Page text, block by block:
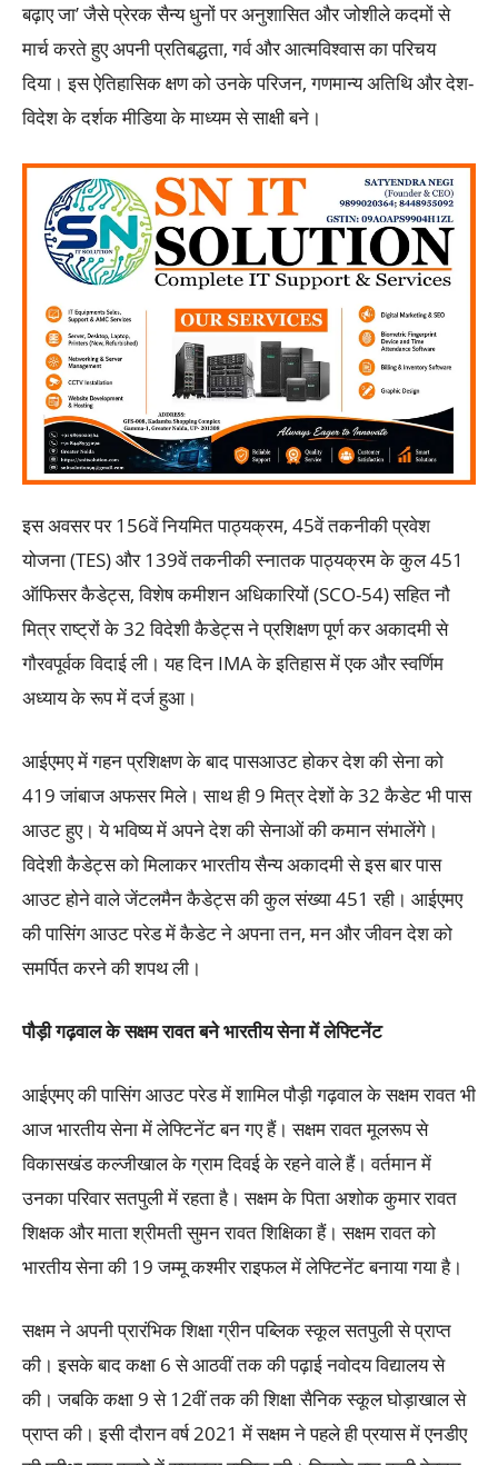
बढ़ाए जा’ जैसे प्रेरक सैन्य धुनों पर अनुशासित और जोशीले कदमों से
मार्च करते हुए अपनी प्रतिबद्धता, गर्व और आत्मविश्वास का परिचय
दिया। इस ऐतिहासिक क्षण को उनके परिजन, गणमान्य अतिथि और देश-
विदेश के दर्शक मीडिया के माध्यम से साक्षी बने।
इस अवसर पर 156वें नियमित पाठ्यक्रम, 45वें तकनीकी प्रवेश
योजना (TES) और 139वें तकनीकी स्नातक पाठ्यक्रम के कुल 451
ऑफिसर कैडेट्स, विशेष कमीशन अधिकारियों (SCO-54) सहित नौ
मित्र राष्ट्रों के 32 विदेशी कैडेट्स ने प्रशिक्षण पूर्ण कर अकादमी से
गौरवपूर्वक विदाई ली। यह दिन IMA के इतिहास में एक और स्वर्णिम
अध्याय के रूप में दर्ज हुआ।
आईएमए में गहन प्रशिक्षण के बाद पासआउट होकर देश की सेना को
419 जांबाज अफसर मिले। साथ ही 9 मित्र देशों के 32 कैडेट भी पास
आउट हुए। ये भविष्य में अपने देश की सेनाओं की कमान संभालेंगे।
विदेशी कैडेट्स को मिलाकर भारतीय सैन्य अकादमी से इस बार पास
आउट होने वाले जेंटलमैन कैडेट्स की कुल संख्या 451 रही। आईएमए
की पासिंग आउट परेड में कैडेट ने अपना तन, मन और जीवन देश को
समर्पित करने की शपथ ली।
पौड़ी गढ़वाल के सक्षम रावत बने भारतीय सेना में लेफ्टिनेंट
आईएमए की पासिंग आउट परेड में शामिल पौड़ी गढ़वाल के सक्षम रावत भी
आज भारतीय सेना में लेफ्टिनेंट बन गए हैं। सक्षम रावत मूलरूप से
विकासखंड कल्जीखाल के ग्राम दिवई के रहने वाले हैं। वर्तमान में
उनका परिवार सतपुली में रहता है। सक्षम के पिता अशोक कुमार रावत
शिक्षक और माता श्रीमती सुमन रावत शिक्षिका हैं। सक्षम रावत को
भारतीय सेना की 19 जम्मू कश्मीर राइफल में लेफ्टिनेंट बनाया गया है।
सक्षम ने अपनी प्रारंभिक शिक्षा ग्रीन पब्लिक स्कूल सतपुली से प्राप्त
की। इसके बाद कक्षा 6 से आठवीं तक की पढ़ाई नवोदय विद्यालय से
की। जबकि कक्षा 9 से 12वीं तक की शिक्षा सैनिक स्कूल घोड़ाखाल से
प्राप्त की। इसी दौरान वर्ष 2021 में सक्षम ने पहले ही प्रयास में एनडीए